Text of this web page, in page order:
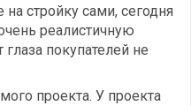
стройку сами, сегодня
реалистичную
глаза покупателей не
проекта. У проекта